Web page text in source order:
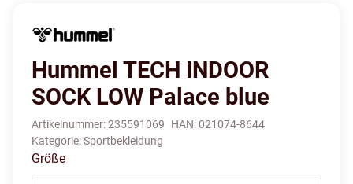
Hummel TECH INDOOR
SOCK LOW Palace blue
Artikelnummer:235591069 HAN:021074-8644
Kategorie:Sportbekleidung
Größe